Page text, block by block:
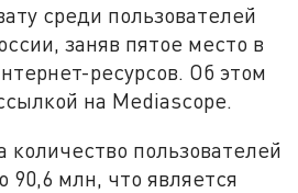
среди пользователей
заняв пятое место в
ресурсов. Об этом
на Mediascope.
количество пользователей
90,6 млн, что является